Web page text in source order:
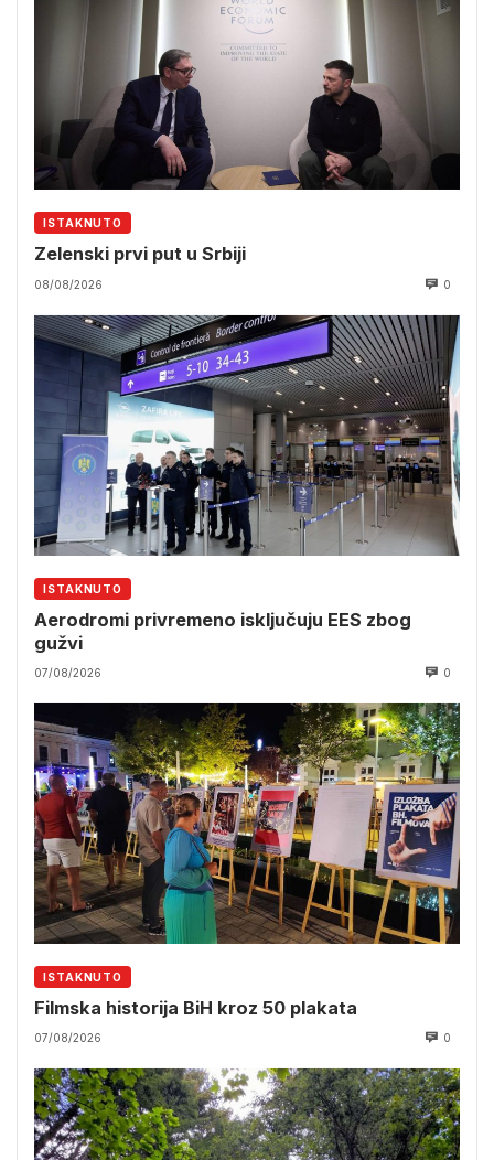
ISTAKNUTO
Zelenski prvi put u Srbiji
08/08/2026 0
ISTAKNUTO
Aerodromi privremeno isključuju EES zbog
gužvi
07/08/2026 0
ISTAKNUTO
Filmska historija BiH kroz 50 plakata
07/08/2026 0